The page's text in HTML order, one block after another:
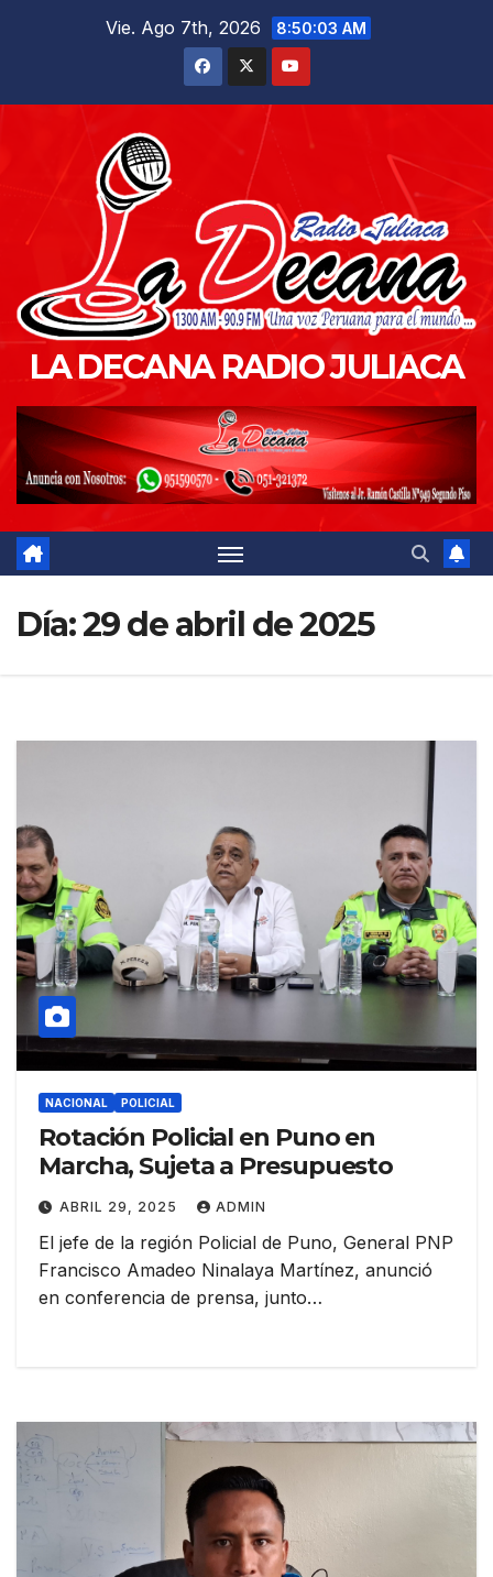
Vie. Ago 7th, 2026 8:50:05 AM
LA DECANA RADIO JULIACA
Día:29 de abril de 2025
NACIONAL POLICIAL
Rotación Policial en Puno en
Marcha, Sujeta a Presupuesto
ABRIL 29, 2025 ADMIN
El jefe de la región Policial de Puno, General PNP
Francisco Amadeo Ninalaya Martínez, anunció
en conferencia de prensa, junto…